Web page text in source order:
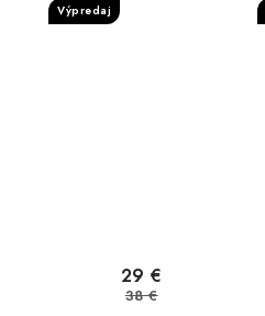
Výpredaj
29 €
38 €